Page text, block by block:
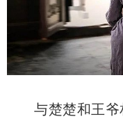
与楚楚和王